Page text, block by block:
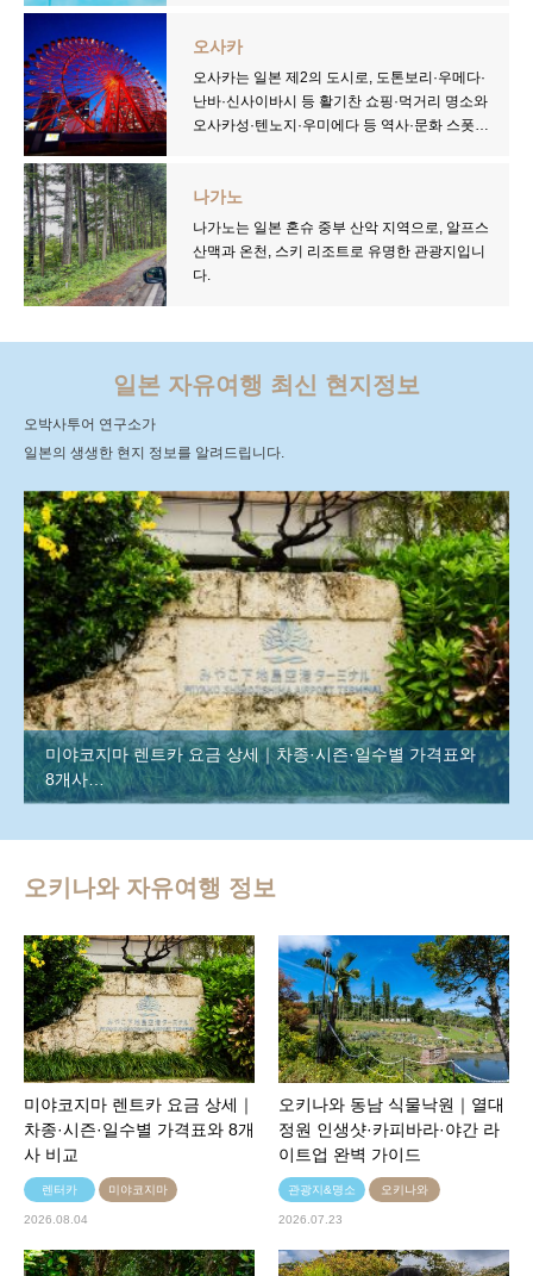
름에는 라벤더밭과 선선한 기후가 인기입니다.
신선한 해산물·홋카이도 라멘·유제품 디저트 등
식도락 여행지로도 손꼽힙니다. 렌터카를 이용
하면 광활한 대지를 자유롭게 드라이브할 수 있
림·렌터카·관광지 정보를 한 곳에서 확인하세
오사카
오사카는 일본 제2의 도시로, 도톤보리·우메다·
난바·신사이바시 등 활기찬 쇼핑·먹거리 명소와
오사카성·텐노지·우미에다 등 역사·문화 스폿이
이다오레)로도 유명하며, 공항 접근성이 좋아
당일치기 자유여행도 가능합니다. 렌터카를 이
용하면 키타·미나미·텐노지·오사카 베이·사카
이 등 넓은 지역을 효율적으로 둘러볼 수 있으
보를 한 곳에서 확인하세요.
나가노
나가노는 일본 혼슈 중부 산악 지역으로, 알프스
산맥과 온천, 스키 리조트로 유명한 관광지입니
다.
일본 자유여행 최신 현지정보
오박사투어 연구소가
일본의 생생한 현지 정보를 알려드립니다.
미야코지마 렌트카 요금 상세｜차종·시즌·일수별 가격표와
8개사…
오키나와 자유여행 정보
미야코지마 렌트카 요금 상세｜
차종·시즌·일수별 가격표와 8개
사 비교
렌터카 미야코지마
2026.08.04
오키나와 동남 식물낙원｜열대
정원 인생샷·카피바라·야간 라
이트업 완벽 가이드
관광지&명소 오키나와
2026.07.23